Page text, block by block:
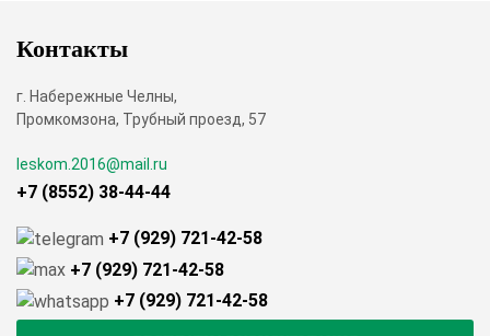
Контакты
г. Набережные Челны,
Промкомзона, Трубный проезд, 57
leskom.2016@mail.ru
+7 (8552) 38-44-44
+7 (929) 721-42-58
+7 (929) 721-42-58
+7 (929) 721-42-58